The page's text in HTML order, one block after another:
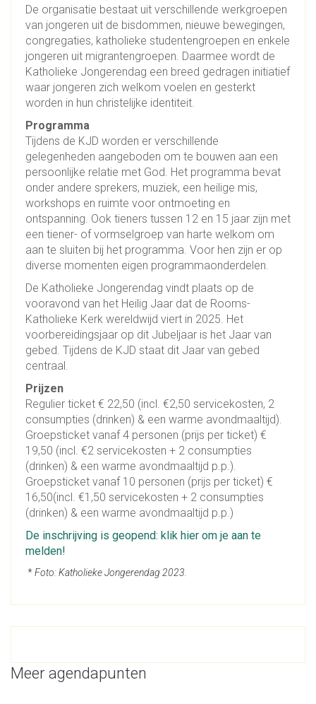
De organisatie bestaat uit verschillende werkgroepen
van jongeren uit de bisdommen, nieuwe bewegingen,
congregaties, katholieke studentengroepen en enkele
jongeren uit migrantengroepen. Daarmee wordt de
Katholieke Jongerendag een breed gedragen initiatief
waar jongeren zich welkom voelen en gesterkt
worden in hun christelijke identiteit.
Programma
Tijdens de KJD worden er verschillende
gelegenheden aangeboden om te bouwen aan een
persoonlijke relatie met God. Het programma bevat
onder andere sprekers, muziek, een heilige mis,
workshops en ruimte voor ontmoeting en
ontspanning. Ook tieners tussen 12 en 15 jaar zijn met
een tiener- of vormselgroep van harte welkom om
aan te sluiten bij het programma. Voor hen zijn er op
diverse momenten eigen programmaonderdelen.
De Katholieke Jongerendag vindt plaats op de
vooravond van het Heilig Jaar dat de Rooms-
Katholieke Kerk wereldwijd viert in 2025. Het
voorbereidingsjaar op dit Jubeljaar is het Jaar van
gebed. Tijdens de KJD staat dit Jaar van gebed
centraal.
Prijzen
Regulier ticket € 22,50 (incl. €2,50 servicekosten, 2
consumpties (drinken) & een warme avondmaaltijd).
Groepsticket vanaf 4 personen (prijs per ticket) €
19,50 (incl. €2 servicekosten + 2 consumpties
(drinken) & een warme avondmaaltijd p.p.).
Groepsticket vanaf 10 personen (prijs per ticket) €
16,50(incl. €1,50 servicekosten + 2 consumpties
(drinken) & een warme avondmaaltijd p.p.)
De inschrijving is geopend: klik hier om je aan te
melden!
*Foto: Katholieke Jongerendag 2023.
Meer agendapunten